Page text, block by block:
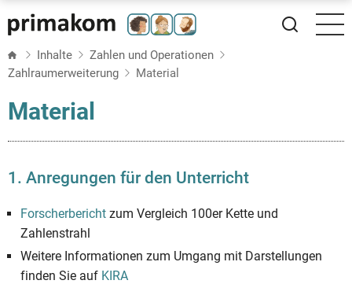
Direkt
zum
Inhalt
Inhalte
Zahlen und Operationen
Zahlraumerweiterung
Material
Material
1. Anregungen für den Unterricht
Forscherbericht zum Vergleich 100er Kette und
Zahlenstrahl
Weitere Informationen zum Umgang mit Darstellungen
finden Sie auf KIRA